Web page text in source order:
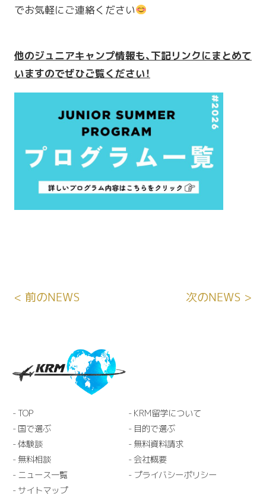
でお気軽にご連絡ください
他のジュニアキャンプ情報も、下記リンクにまとめて
いますのでぜひご覧ください！
< 前のNEWS 次のNEWS >
TOP
KRM留学について
国で選ぶ
目的で選ぶ
体験談
無料資料請求
無料相談
会社概要
ニュース一覧
プライバシーポリシー
サイトマップ